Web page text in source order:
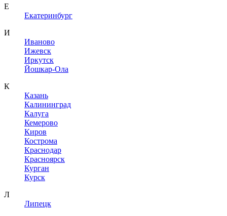
Е
Екатеринбург
И
Иваново
Ижевск
Иркутск
Йошкар-Ола
К
Казань
Калининград
Калуга
Кемерово
Киров
Кострома
Краснодар
Красноярск
Курган
Курск
Л
Липецк